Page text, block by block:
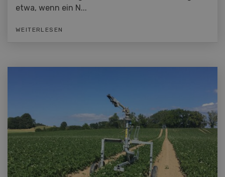
etwa, wenn ein N...
WEITERLESEN